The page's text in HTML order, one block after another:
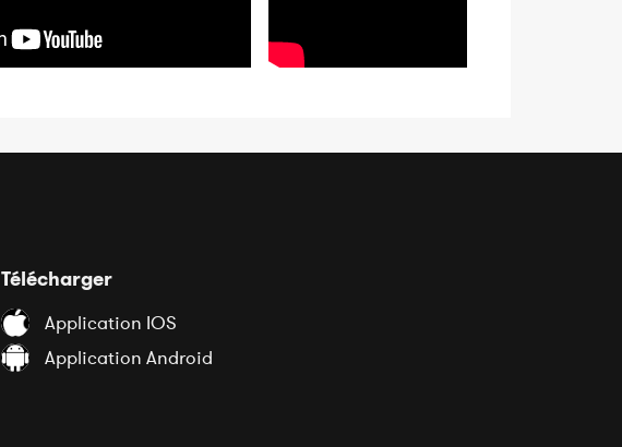
Télécharger
Application IOS
Application Android